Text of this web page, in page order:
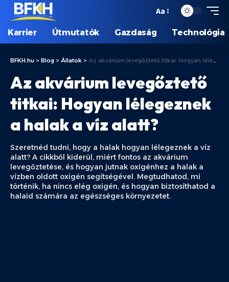
Aa
Karrier Útmutatók Gazdaság Technológia
BFKH.hu > Blog > Állatok > Az akvárium levegőztető titkai: Hogyan lélegeznek a halak a víz alatt?
Az akvárium levegőztető
titkai: Hogyan lélegeznek
a halak a víz alatt?
Szeretnéd tudni, hogy a halak hogyan lélegeznek a víz
alatt? A cikkből kiderül, miért fontos az akvárium
levegőztetése, és hogyan jutnak oxigénhez a halak a
vízben oldott oxigén segítségével. Megtudhatod, mi
történik, ha nincs elég oxigén, és hogyan biztosíthatod a
halaid számára az egészséges környezetet.